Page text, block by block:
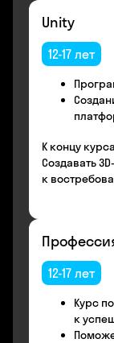
Unity
12-17 лет
К концу
Создавать
к
12-17 лет
Курс
к